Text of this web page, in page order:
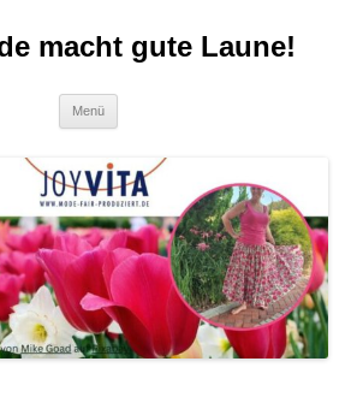
macht gute Laune!
Menü